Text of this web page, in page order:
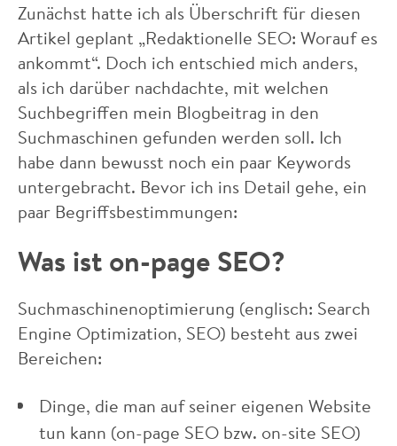
Zunächst hatte ich als Überschrift für diesen
Artikel geplant „Redaktionelle SEO: Worauf es
ankommt“. Doch ich entschied mich anders,
als ich darüber nachdachte, mit welchen
Suchbegriffen mein Blogbeitrag in den
Suchmaschinen gefunden werden soll. Ich
habe dann bewusst noch ein paar Keywords
untergebracht. Bevor ich ins Detail gehe, ein
paar Begriffsbestimmungen:
Was ist on-page SEO?
Suchmaschinenoptimierung (englisch: Search
Engine Optimization, SEO) besteht aus zwei
Bereichen:
Dinge, die man auf seiner eigenen Website
tun kann (on-page SEO bzw. on-site SEO)